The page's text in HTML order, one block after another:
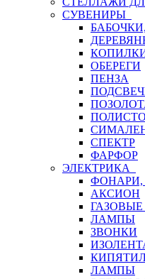
СУВЕНИРЫ
ОБЕРЕГИ
ПЕНЗА
СПЕКТР
ФАРФОР
ЭЛЕКТРИКА
ФОНАРИ,
АКСИОН
ЛАМПЫ
ЗВОНКИ
ЛАМПЫ